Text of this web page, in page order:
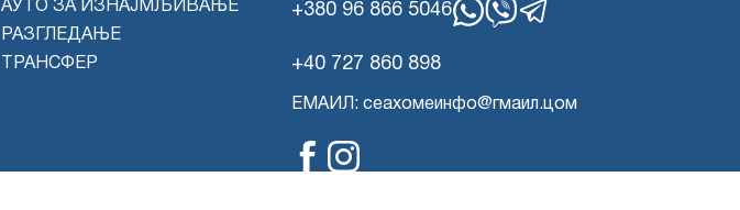
АУТО ЗА ИЗНАЈМЉИВАЊЕ
РАЗГЛЕДАЊЕ
ТРАНСФЕР
+380 96 866 5046
+40 727 860 898
ЕМАИЛ: сеахомеинфо@гмаил.цом